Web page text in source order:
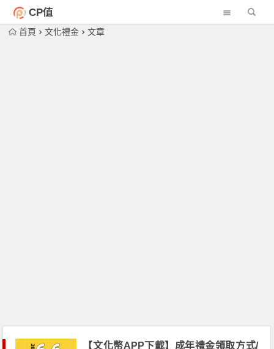
CP值
首頁 文化禮金 文章
【文化幣APP下載】成年禮金領取方式/